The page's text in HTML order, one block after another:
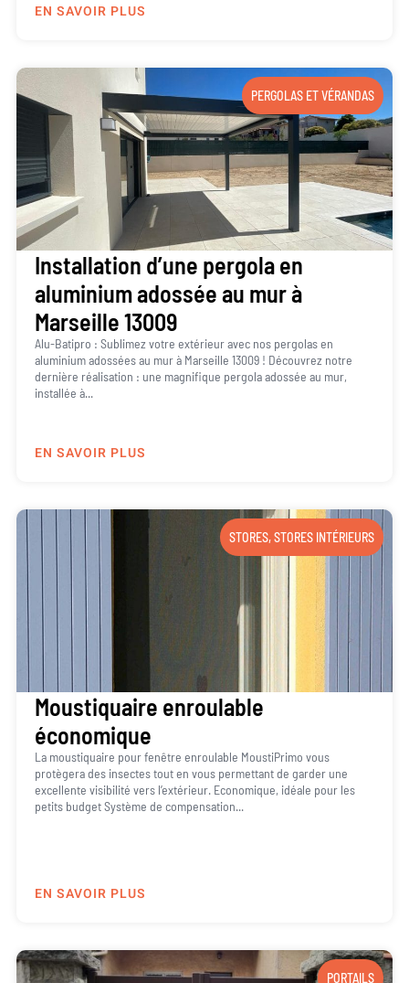
EN SAVOIR PLUS
PERGOLAS ET VÉRANDAS
Installation d’une pergola en
aluminium adossée au mur à
Marseille 13009
Alu-Batipro : Sublimez votre extérieur avec nos pergolas en
aluminium adossées au mur à Marseille 13009 ! Découvrez notre
dernière réalisation : une magnifique pergola adossée au mur,
installée à...
EN SAVOIR PLUS
STORES,STORES INTÉRIEURS
Moustiquaire enroulable
économique
La moustiquaire pour fenêtre enroulable MoustiPrimo vous
protègera des insectes tout en vous permettant de garder une
excellente visibilité vers l’extérieur. Economique, idéale pour les
petits budget Système de compensation...
EN SAVOIR PLUS
PORTAILS